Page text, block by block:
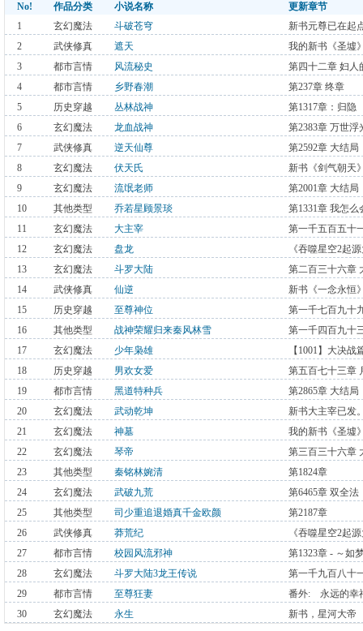
No!
作品分类 小说名称
更新章节
1
玄幻魔法 斗破苍穹
新书元尊已在起
2
武侠修真 遮天
我的新书《圣墟
3
都市言情 风流秘史
第四十二章 妇人
4
都市言情 乡野春潮
第237章 终章
5
历史穿越 丛林战神
第1317章：归隐
6
玄幻魔法 龙血战神
第2383章 万世浮
7
武侠修真 逆天仙尊
第2592章 大结局
8
玄幻魔法 伏天氏
新书《剑气朝天
9
玄幻魔法 流氓老师
第2001章 大结局
10
其他类型 乔若星顾景琰
第1331章 我怎么
11
玄幻魔法 大主宰
第一千五百五十
12
玄幻魔法 盘龙
《吞噬星空2起
13
玄幻魔法 斗罗大陆
第二百三十六章
完）
14 武侠修真 仙逆
新书《一念永恒
15
历史穿越 至尊神位
第一千七百九十
16
其他类型 战神荣耀归来秦风林雪
第一千四百九十
17
玄幻魔法 少年枭雄
【1001】大决战
18
历史穿越 男欢女爱
第五百七十三章
19
都市言情 黑道特种兵
第2865章 大结局
20
玄幻魔法 武动乾坤
新书大主宰已发
21
玄幻魔法 神墓
我的新书《圣墟
22
玄幻魔法 琴帝
第三百三十六章
23
其他类型 秦铭林婉清
第1824章
24
玄幻魔法 武破九荒
第6465章 双全
25
其他类型 司少重追退婚真千金欧颜
第2187章
26
武侠修真 莽荒纪
《吞噬星空2起
27
都市言情 校园风流邪神
第1323章 - ～如
28
玄幻魔法 斗罗大陆3龙王传说
第一千九百八十
记）
29 都市言情 至尊狂妻
番外: 永远的幸
30
玄幻魔法 永生 新书，星河大帝